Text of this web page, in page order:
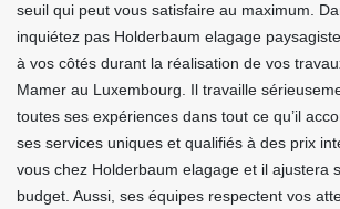
seuil qui peut vous satisfaire au maximum.
inquiétez pas Holderbaum elagage
à vos côtés durant la réalisation de vos
Mamer au Luxembourg. Il travaille
toutes ses expériences dans tout ce qu’il
ses services uniques et qualifiés à des prix
vous chez Holderbaum elagage et il ajustera
budget. Aussi, ses équipes respectent vos